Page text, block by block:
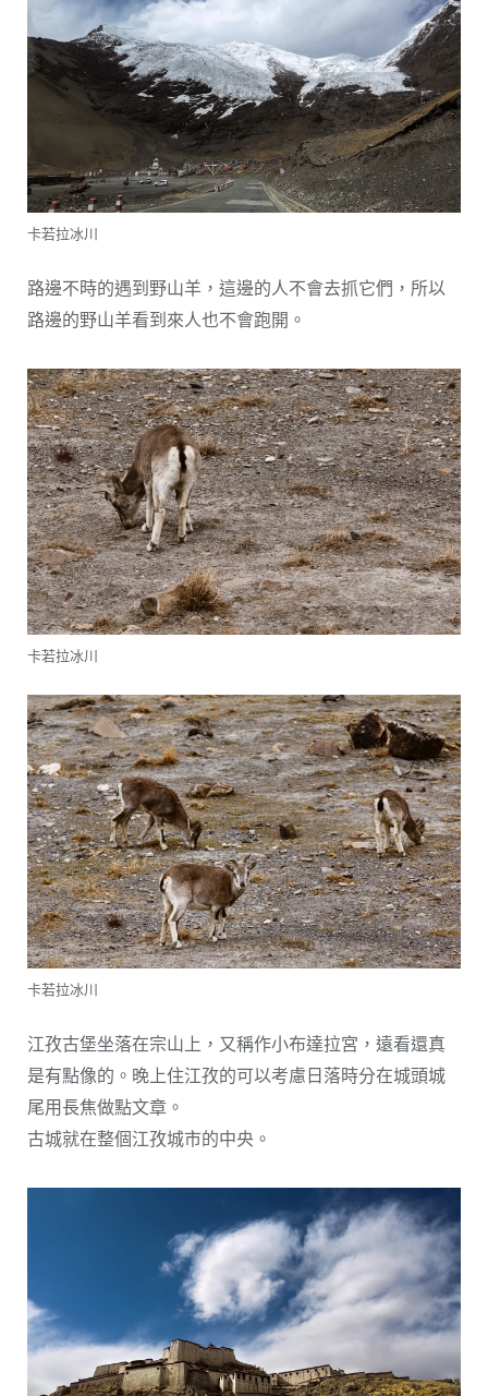
卡若拉冰川
路邊不時的遇到野山羊，這邊的人不會去抓它們，所以
路邊的野山羊看到來人也不會跑開。
卡若拉冰川
卡若拉冰川
江孜古堡坐落在宗山上，又稱作小布達拉宮，遠看還真
是有點像的。晚上住江孜的可以考慮日落時分在城頭城
尾用長焦做點文章。
古城就在整個江孜城市的中央。